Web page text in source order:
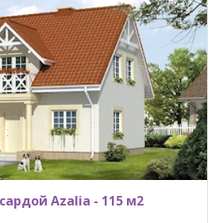
Azalia - 115 м2